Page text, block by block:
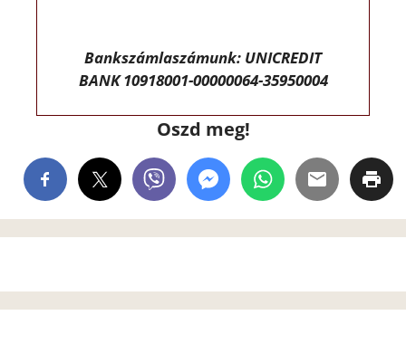
Bankszámlaszámunk: UNICREDIT
BANK 10918001-00000064-35950004
Oszd meg!